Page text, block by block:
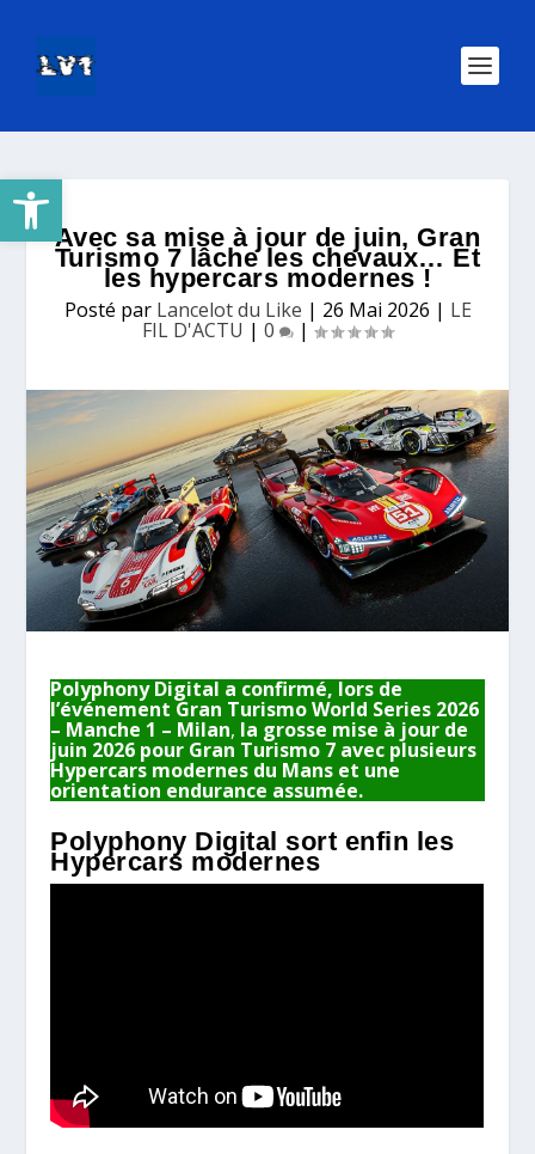
Ouvrir la barre d’outils
Avec sa mise à jour de juin, Gran
Turismo 7 lâche les chevaux… Et
les hypercars modernes !
Posté par Lancelot du Like | 26 Mai 2026 | LE
FIL D'ACTU | 0 |
Polyphony Digital a confirmé, lors de
l’événement Gran Turismo World Series 2026
– Manche 1 – Milan, la grosse mise à jour de
juin 2026 pour Gran Turismo 7 avec plusieurs
Hypercars modernes du Mans et une
orientation endurance assumée.
Polyphony Digital sort enfin les
Hypercars modernes